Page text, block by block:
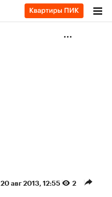
20 авг 2013, 12:55 2